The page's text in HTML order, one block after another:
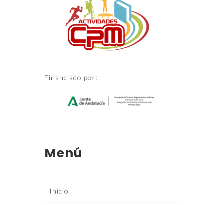
Financiado por:
Menú
Inicio